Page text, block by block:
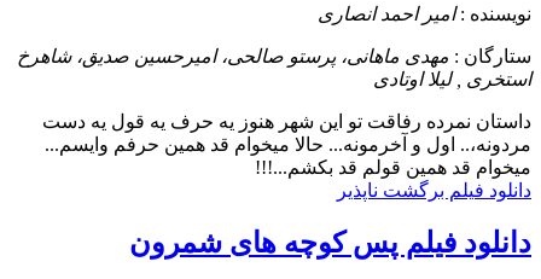
نویسنده :امیر احمد انصاری
ستارگان : مهدی ماهانی، پرستو صالحی، امیرحسین صدیق، شاهرخ
استخری , لیلا اوتادی
داستان نمرده رفاقت تو این شهر هنوز یه حرف یه قول یه دست
مردونه،.. اول و آخرمونه... حالا میخوام قد همین حرفم وایسم...
میخوام قد همین قولم قد بکشم...!!!
دانلود فیلم برگشت ناپذیر
دانلود فیلم پس کوچه های شمرون